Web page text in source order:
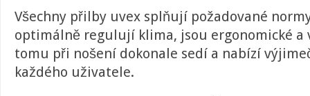
Všechny přilby uvex splňují požadované
optimálně regulují klima, jsou ergonomické a
tomu při nošení dokonale sedí a nabízí
každého uživatele.